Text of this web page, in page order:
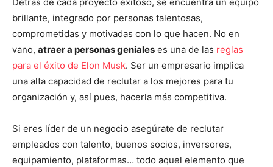
Detrás de cada proyecto exitoso, se encuentra un equipo
brillante, integrado por personas talentosas,
comprometidas y motivadas con lo que hacen. No en
vano, atraer a personas geniales es una de las reglas
para el éxito de Elon Musk. Ser un empresario implica
una alta capacidad de reclutar a los mejores para tu
organización y, así pues, hacerla más competitiva.
Si eres líder de un negocio asegúrate de reclutar
empleados con talento, buenos socios, inversores,
equipamiento, plataformas… todo aquel elemento que